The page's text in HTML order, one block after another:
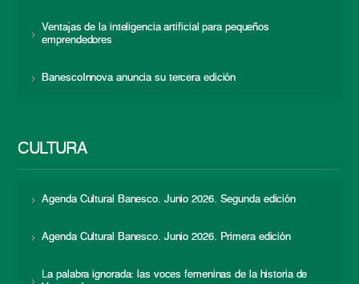
Ventajas de la inteligencia artificial para pequeños
emprendedores
BanescoInnova anuncia su tercera edición
CULTURA
Agenda Cultural Banesco. Junio 2026. Segunda edición
Agenda Cultural Banesco. Junio 2026. Primera edición
La palabra ignorada: las voces femeninas de la historia de